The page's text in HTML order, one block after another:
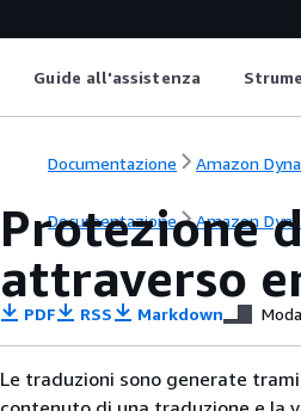
Guide all'assistenza
Documentazione Amazon
Documentazione Amazon
Protezione
attraverso
PDF RSS Markdown
Le traduzioni sono generate